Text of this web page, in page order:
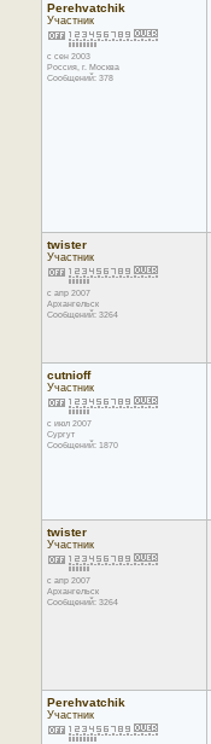
Perehvatchik
Участник
с сен 2003
Россия, г. Москва
Сообщений: 378
twister
Участник
с апр 2007
Архангельск
Сообщений: 3264
cutnioff
Участник
с июл 2007
Сургут
Сообщений: 1870
twister
Участник
с апр 2007
Архангельск
Сообщений: 3264
Perehvatchik
Участник